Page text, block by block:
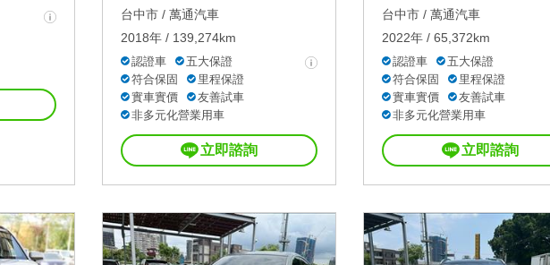
台中市 / 萬通汽車
2018年 / 139,274km
認證車
五大保證
符合保固
里程保證
實車實價
友善試車
非多元化營業用車
立即諮詢
台中市 / 萬通汽車
2022年 / 65,372km
認證車
五大保證
符合保固
里程保證
實車實價
友善試車
非多元化營業用車
立即諮詢